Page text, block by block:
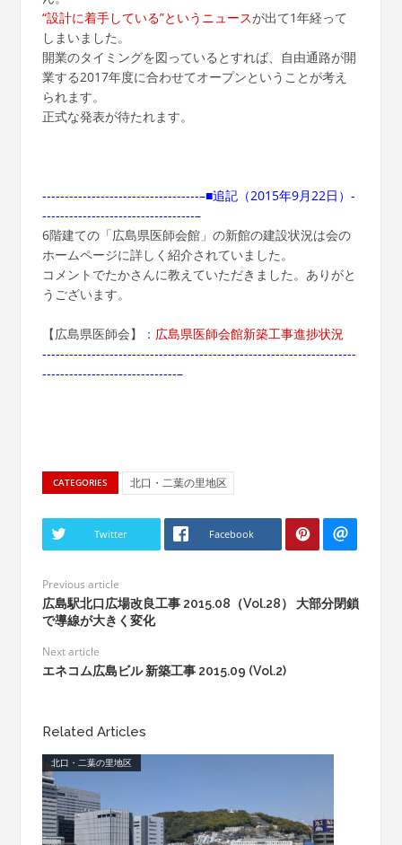
“設計に着手している”というニュースが出て1年経って
しまいました。
開業のタイミングを図っているとすれば、自由通路が開
業する2017年度に合わせてオープンということが考え
られます。
正式な発表が待たれます。
-----------------------------------–■追記（2015年9月22日）-
----------------------------------–
6階建ての「広島県医師会館」の新館の建設状況は会の
ホームページに詳しく紹介されていました。
コメントでたかさんに教えていただきました。ありがと
うございます。
【広島県医師会】： 広島県医師会館新築工事進捗状況
----------------------------------------------------------------------
------------------------------–
CATEGORIES 北口・二葉の里地区
Twitter Facebook
Previous article
広島駅北口広場改良工事 2015.08（Vol.28） 大部分閉鎖
で導線が大きく変化
Next article
エネコム広島ビル 新築工事 2015.09 (Vol.2)
Related Articles
北口・二葉の里地区